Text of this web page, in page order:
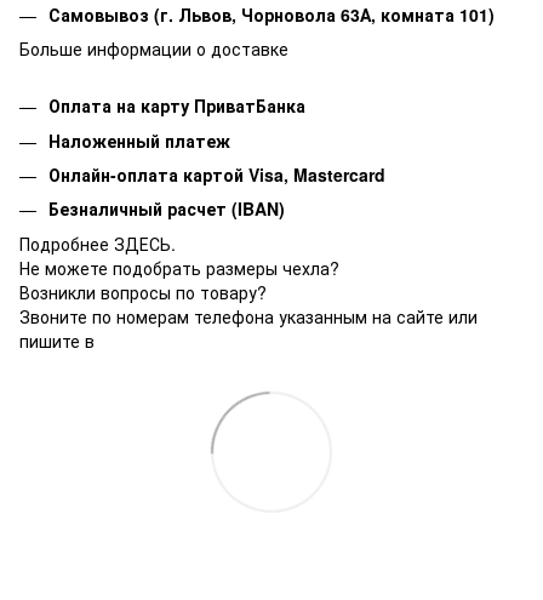
Самовывоз (г. Львов, Чорновола 63А, комната 101)
Больше информации о доставке
Оплата на карту ПриватБанка
Наложенный платеж
Онлайн-оплата картой Visa, Mastercard
Безналичный расчет (IBAN)
Подробнее ЗДЕСЬ.
Не можете подобрать размеры чехла?
Возникли вопросы по товару?
Звоните по номерам телефона указанным на сайте или
пишите в